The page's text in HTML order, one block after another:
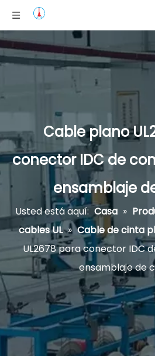
Cable plano
conector IDC de
ensamblaje
Usted está aquí: Casa »
cables UL » Cable de cinta
UL2678 para conector IDC
ensamblaje de